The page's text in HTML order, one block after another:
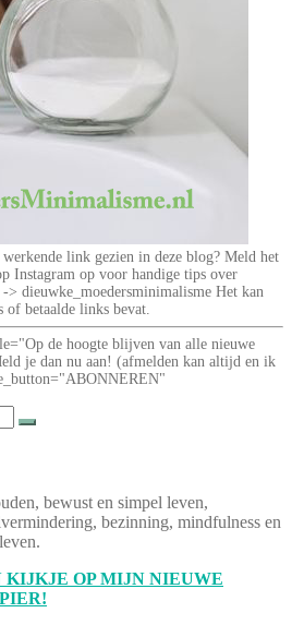
link gezien in deze blog? Meld het
Instagram op voor handige tips over
> dieuwke_moedersminimalisme Het kan
betaalde links bevat.
de hoogte blijven van alle nieuwe
je dan nu aan! (afmelden kan altijd en ik
bewust en simpel leven,
bezinning, mindfulness en
KIJKJE OP MIJN NIEUWE